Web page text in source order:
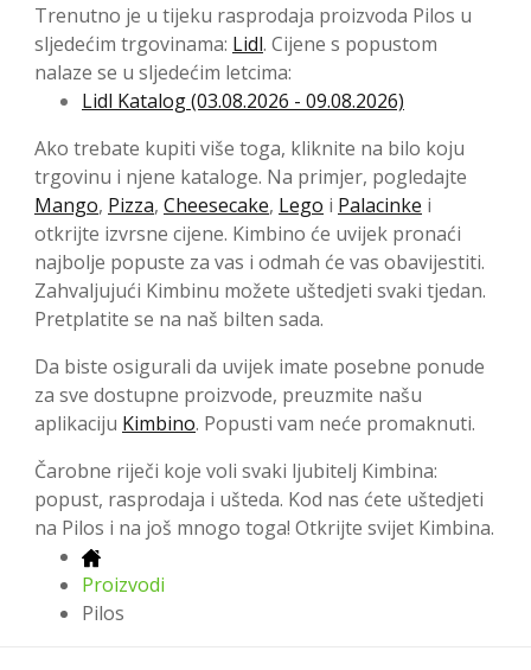
Trenutno je u tijeku rasprodaja proizvoda Pilos u
sljedećim trgovinama: Lidl. Cijene s popustom
nalaze se u sljedećim letcima:
Lidl Katalog (03.08.2026 - 09.08.2026)
Ako trebate kupiti više toga, kliknite na bilo koju
trgovinu i njene kataloge. Na primjer, pogledajte
Mango, Pizza, Cheesecake, Lego i Palacinke i
otkrijte izvrsne cijene. Kimbino će uvijek pronaći
najbolje popuste za vas i odmah će vas obavijestiti.
Zahvaljujući Kimbinu možete uštedjeti svaki tjedan.
Pretplatite se na naš bilten sada.
Da biste osigurali da uvijek imate posebne ponude
za sve dostupne proizvode, preuzmite našu
aplikaciju Kimbino. Popusti vam neće promaknuti.
Čarobne riječi koje voli svaki ljubitelj Kimbina:
popust, rasprodaja i ušteda. Kod nas ćete uštedjeti
na Pilos i na još mnogo toga! Otkrijte svijet Kimbina.
Proizvodi
Pilos